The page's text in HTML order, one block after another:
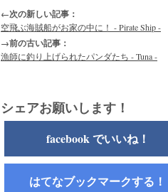
←次の新しい記事：
空飛ぶ海賊船がお家の中に！ - Pirate Ship -
→前の古い記事：
漁師に釣り上げられたパンダたち - Tuna -
シェアお願いします！
facebook でいいね！
はてなブックマークする！